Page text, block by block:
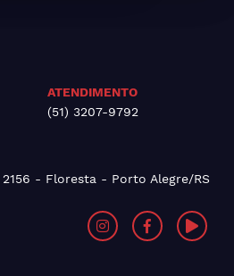
ATENDIMENTO
(51) 3207-9792
- Floresta - Porto Alegre/RS